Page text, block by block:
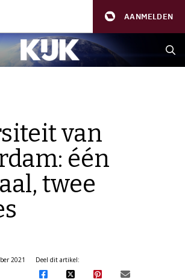
AANMELDEN
van
één
twee
2021
Deel dit artikel: